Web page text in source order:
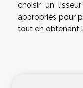
choisir un
appropriés pour
tout en obtenant